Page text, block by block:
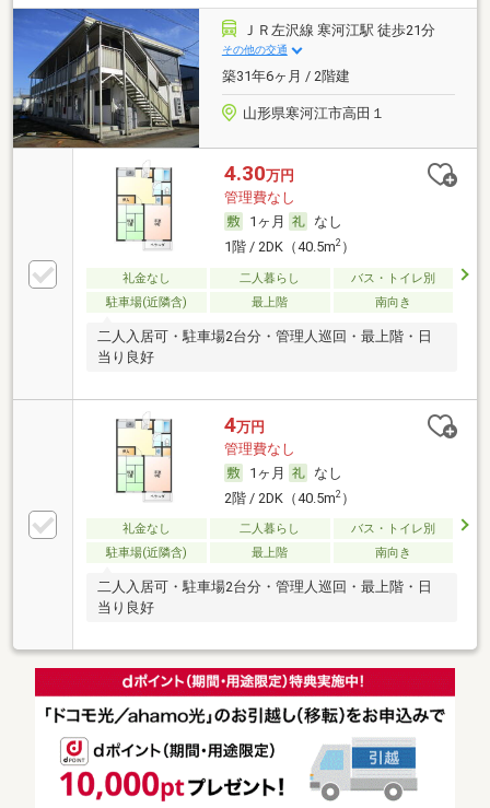
ＪＲ左沢線 寒河江駅 徒歩21分
その他の交通
築31年6ヶ月 / 2階建
山形県寒河江市高田１
4.30万円
管理費なし
1ヶ月
なし
1階 / 2DK（40.5m2）
礼金なし 二人暮らし
バス・トイレ別
駐車場(近隣含)
最上階 南向き
二人入居可・駐車場2台分・管理人巡回・最上階・日
当り良好
4万円
管理費なし
1ヶ月
なし
2階 / 2DK（40.5m2）
礼金なし 二人暮らし
バス・トイレ別
駐車場(近隣含)
最上階 南向き
二人入居可・駐車場2台分・管理人巡回・最上階・日
当り良好